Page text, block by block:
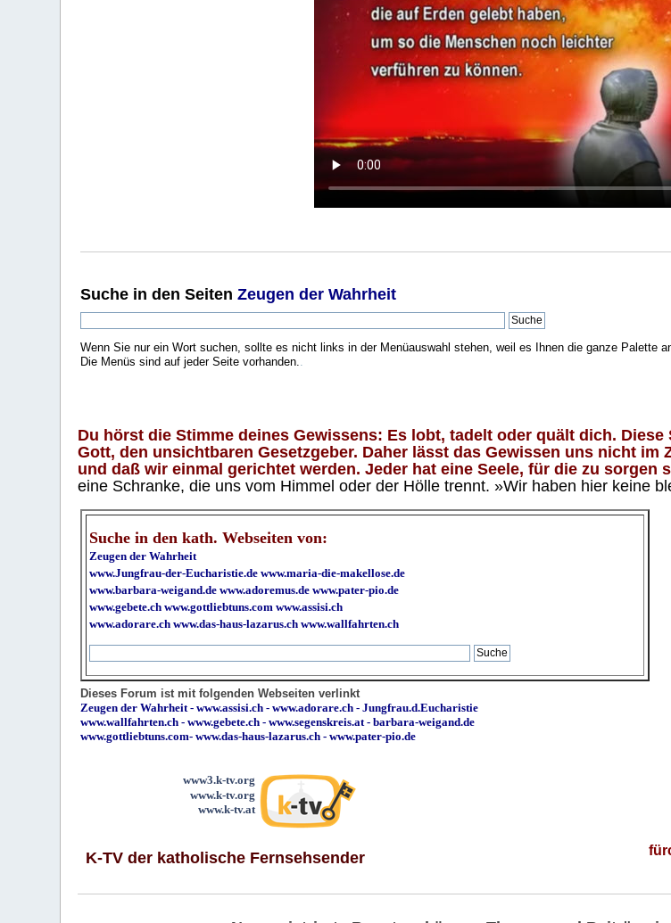
Suche in den SeitenZeugen der Wahrheit
Wenn Sie nur ein Wort suchen, sollte es nicht links in der Menüauswahl stehen, weil es Ihnen die ganze Palette
Die Menüs sind auf jeder Seite vorhanden..
Du hörst die Stimme deines Gewissens: Es lobt, tadelt oder quält dich.
Gott, den unsichtbaren Gesetzgeber. Daher lässt das Gewissen uns nicht
und daß wir einmal gerichtet werden. Jeder hat eine Seele, für die zu sorgen
eine Schranke, die uns vom Himmel oder der Hölle trennt. »Wir haben hier keine
Suche in den kath. Webseiten von:
Zeugen der Wahrheit
www.Jungfrau-der-Eucharistie.de www.maria-die-makellose.de
www.barbara-weigand.de www.adoremus.de www.pater-pio.de
www.gebete.ch www.gottliebtuns.com www.assisi.ch
www.adorare.ch www.das-haus-lazarus.ch www.wallfahrten.ch
Dieses Forum ist mit folgenden Webseiten verlinkt
Zeugen der Wahrheit-www.assisi.ch -www.adorare.ch -Jungfrau.d.Eucharistie
www.wallfahrten.ch -www.gebete.ch -www.segenskreis.at-barbara-weigand.de
www.gottliebtuns.com-www.das-haus-lazarus.ch - www.pater-pio.de
www3.k-tv.org
www.k-tv.org
www.k-tv.at
K-TV der katholische Fernsehsender